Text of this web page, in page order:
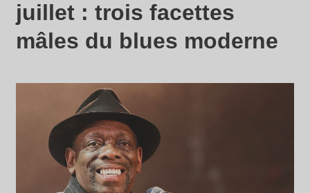
juillet : trois facettes
mâles du blues moderne